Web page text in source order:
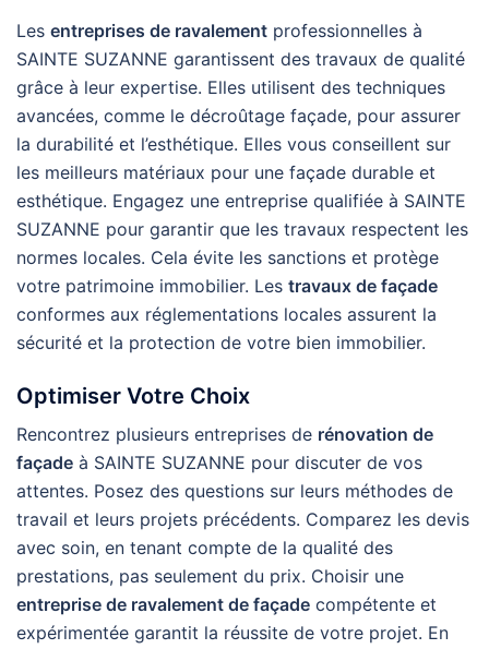
Les entreprises de ravalement professionnelles à
SAINTE SUZANNE garantissent des travaux de qualité
grâce à leur expertise. Elles utilisent des techniques
avancées, comme le décroûtage façade, pour assurer
la durabilité et l’esthétique. Elles vous conseillent sur
les meilleurs matériaux pour une façade durable et
esthétique. Engagez une entreprise qualifiée à SAINTE
SUZANNE pour garantir que les travaux respectent les
normes locales. Cela évite les sanctions et protège
votre patrimoine immobilier. Les travaux de façade
conformes aux réglementations locales assurent la
sécurité et la protection de votre bien immobilier.
Optimiser Votre Choix
Rencontrez plusieurs entreprises de rénovation de
façade à SAINTE SUZANNE pour discuter de vos
attentes. Posez des questions sur leurs méthodes de
travail et leurs projets précédents. Comparez les devis
avec soin, en tenant compte de la qualité des
prestations, pas seulement du prix. Choisir une
entreprise de ravalement de façade compétente et
expérimentée garantit la réussite de votre projet. En